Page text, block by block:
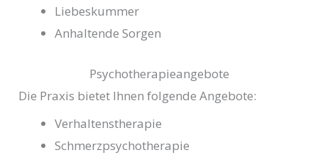
Liebeskummer
Anhaltende Sorgen
Psychotherapieangebote
Die Praxis bietet Ihnen folgende Angebote:
Verhaltenstherapie
Schmerzpsychotherapie